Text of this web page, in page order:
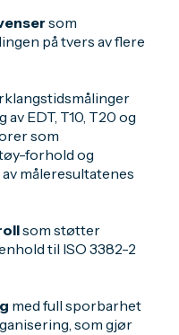
som
på tvers av flere
EDT, T10, T20 og
som
forhold og
måleresultatenes
som støtter
til ISO 3382-2
med full sporbarhet
som gjør